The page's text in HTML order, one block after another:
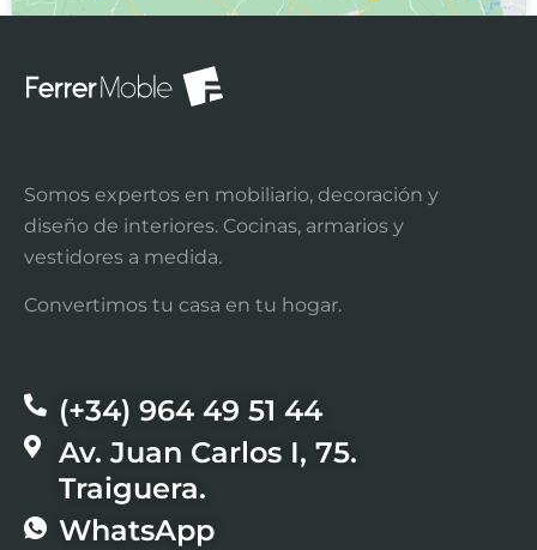
Somos expertos en mobiliario, decoración y
diseño de interiores. Cocinas, armarios y
vestidores a medida.
Convertimos tu casa en tu hogar.
(+34) 964 49 51 44​
Av. Juan Carlos I, 75.
Traiguera.
WhatsApp